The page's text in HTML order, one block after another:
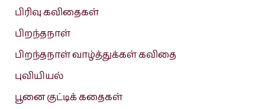
பிரிவு கவிதைகள்
பிறந்தநாள்
பிறந்தநாள் வாழ்த்துக்கள் கவிதை
புவியியல்
பூனை குட்டிக் கதைகள்